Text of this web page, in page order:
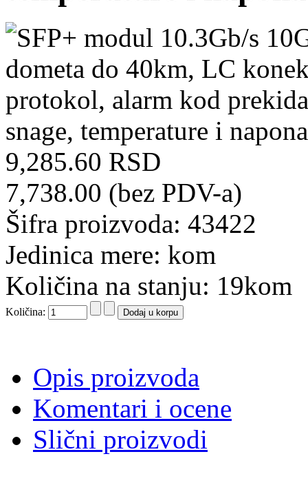
9,285.60 RSD
7,738.00 (bez PDV-a)
Šifra proizvoda: 43422
Jedinica mere: kom
Količina na stanju: 19kom
Količina:
Opis proizvoda
Komentari i ocene
Slični proizvodi